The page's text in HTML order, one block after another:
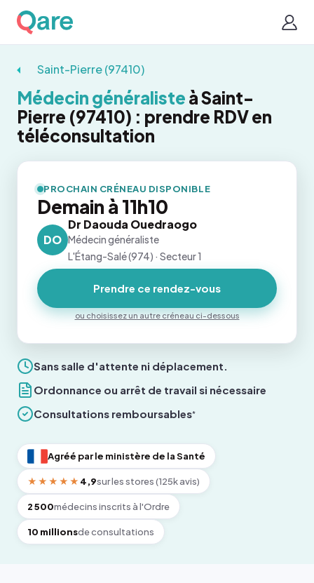
Saint-Pierre (97410)
Médecin généraliste à Saint-
Pierre (97410) : prendre RDV en
téléconsultation
Sans salle d'attente ni déplacement.
Ordonnance ou arrêt de travail si nécessaire
Consultations remboursables*
Agréé par le ministère de la Santé
★★★★★ 4,9sur les stores (125k avis)
2 500médecins inscrits à l'Ordre
10 millionsde consultations
PROCHAIN CRÉNEAU DISPONIBLE
Demain à 11h10
DO
Dr Daouda Ouedraogo
Médecin généraliste
L'Étang-Salé (974) · Secteur 1
Prendre ce rendez-vous
ou choisissez un autre créneau ci-dessous